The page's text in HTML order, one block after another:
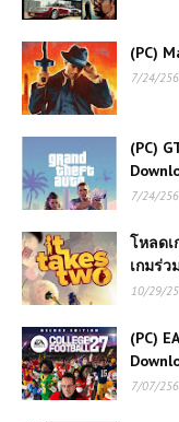
(PC)
7/24/
(PC)
7/24/
โหลดเ
เกมร่
10/29/
(PC)
7/07/